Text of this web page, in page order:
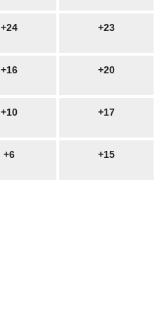
+24 +23
+16 +20
+10 +17
+6 +15